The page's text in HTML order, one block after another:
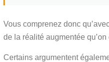
Vous comprenez donc
de la réalité augmentée
Certains argumentent